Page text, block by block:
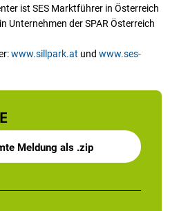
ist SES Marktführer in Österreich
Unternehmen der SPAR Österreich
www.sillpark.at und www.ses-
Meldung als .zip